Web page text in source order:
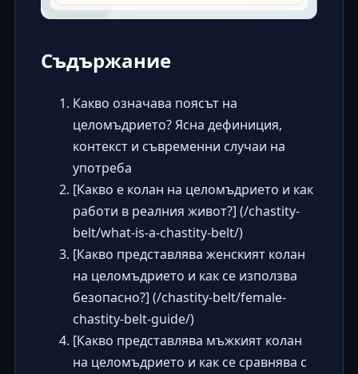
Съдържание
Какво означава поясът на
целомъдрието? Ясна дефиниция,
контекст и съвременни случаи на
употреба
[Какво е колан на целомъдрието и как
работи в реалния живот?] (/chastity-
belt/what-is-a-chastity-belt/)
[Какво представлява женският колан
на целомъдрието и как се използва
безопасно?] (/chastity-belt/female-
chastity-belt-guide/)
[Какво представлява мъжкият колан
на целомъдрието и как се сравнява с